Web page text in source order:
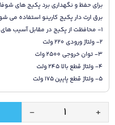
برای حفظ و نگهداری برد پکیج های
برق ارت دار پکیج کارینو استفاده می
۱- محافظت از پکیج در مقابل آسیب های ناشی از نوسانات برق
۲- ولتاژ ورودی ۲۲۰ ولت
۳- توان خروجی ۲۵۰۰ وات
۴- ولتاژ قطع بالا ۲۴۵ ولت
۵- ولتاژ قطع پایین ۱۷۵ ولت
محافظ
+
-